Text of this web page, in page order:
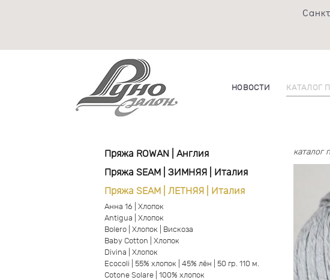
НОВОСТИ КАТАЛОГ
Пряжа ROWAN | Англия
Пряжа SEAM | ЗИМНЯЯ | Италия
Пряжа SEAM | ЛЕТНЯЯ | Италия
Анна 16 | Хлопок
Antigua | Хлопок
Bolero | Хлопок | Вискоза
Baby Cotton | Хлопок
Divina | Хлопок
Ecocoli | 55% хлопок | 45% лён | 50 гр. 110 м.
Cotone Solare | 100% хлопок
каталог